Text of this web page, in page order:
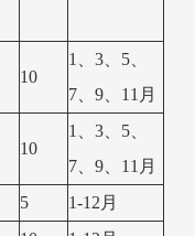
10
1、3、5、
7、9、11月
10
1、3、5、
7、9、11月
5
1-12月